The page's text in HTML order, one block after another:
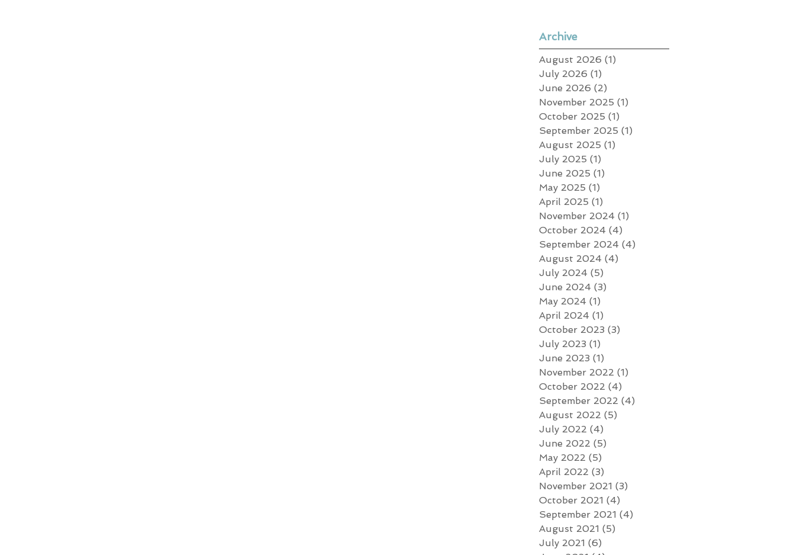
Archive
August 2026 (1)
July 2026 (1)
June 2026 (2)
November 2025 (1)
October 2025 (1)
September 2025 (1)
August 2025 (1)
July 2025 (1)
June 2025 (1)
May 2025 (1)
April 2025 (1)
November 2024 (1)
October 2024 (4)
September 2024 (4)
August 2024 (4)
July 2024 (5)
June 2024 (3)
May 2024 (1)
April 2024 (1)
October 2023 (3)
July 2023 (1)
June 2023 (1)
November 2022 (1)
October 2022 (4)
September 2022 (4)
August 2022 (5)
July 2022 (4)
June 2022 (5)
May 2022 (5)
April 2022 (3)
November 2021 (3)
October 2021 (4)
September 2021 (4)
August 2021 (5)
July 2021 (6)